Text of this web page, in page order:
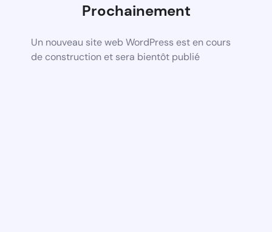
Prochainement
Un nouveau site web WordPress est en cours
de construction et sera bientôt publié